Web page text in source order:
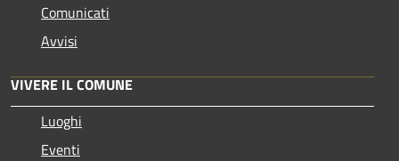
Comunicati
Avvisi
VIVERE IL COMUNE
Luoghi
Eventi